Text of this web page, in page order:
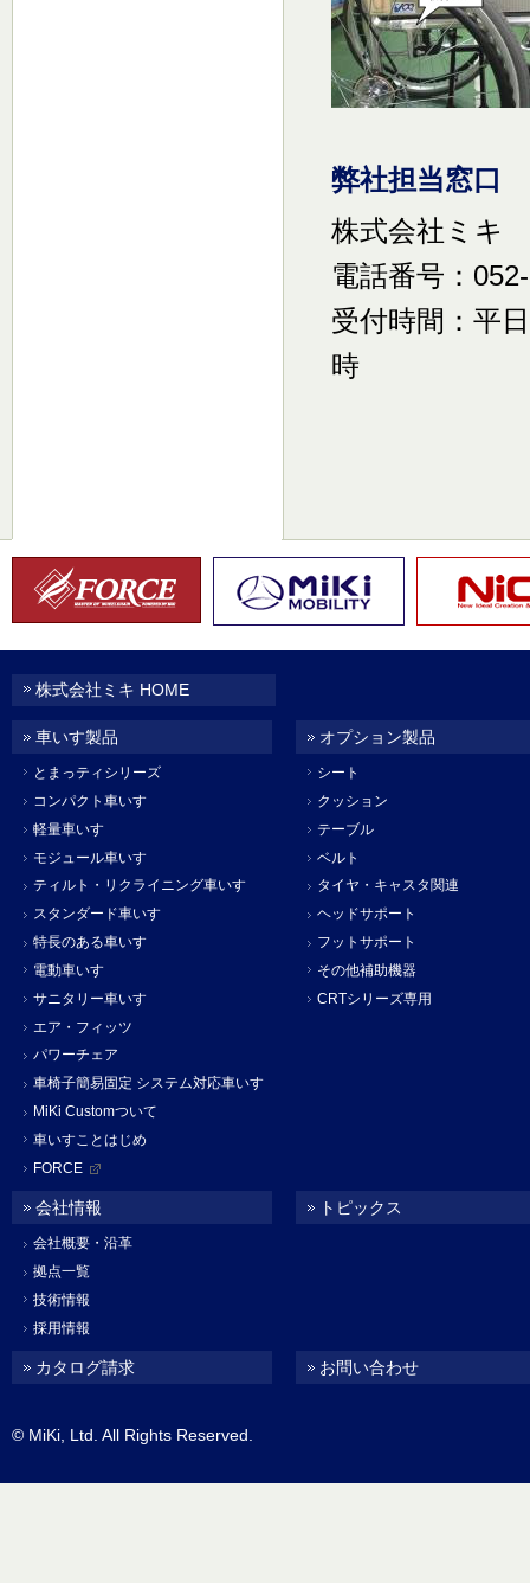
弊社担当窓口
株式会社ミキ
電話番号：
受付時間：平
時
株式会社ミキ HOME
車いす製品
とまっティシリーズ
コンパクト車いす
軽量車いす
モジュール車いす
ティルト・リクライニング車いす
スタンダード車いす
特長のある車いす
電動車いす
サニタリー車いす
エア・フィッツ
パワーチェア
車椅子簡易固定 システム対応車いす
MiKi Customついて
車いすことはじめ
FORCE
オプション製品
シート
クッション
テーブル
ベルト
タイヤ・キャスタ関連
ヘッドサポート
フットサポート
その他補助機器
CRTシリーズ専用
会社情報
会社概要・沿革
拠点一覧
技術情報
採用情報
トピックス
カタログ請求 お問い合わせ
© MiKi, Ltd. All Rights Reserved.